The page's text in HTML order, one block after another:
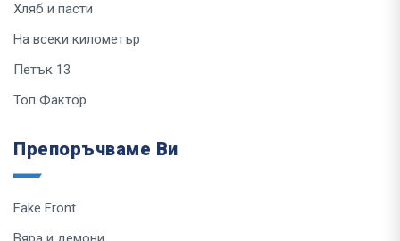
Хляб и пасти
На всеки километър
Петък 13
Топ Фактор
Препоръчваме Ви
Fake Front